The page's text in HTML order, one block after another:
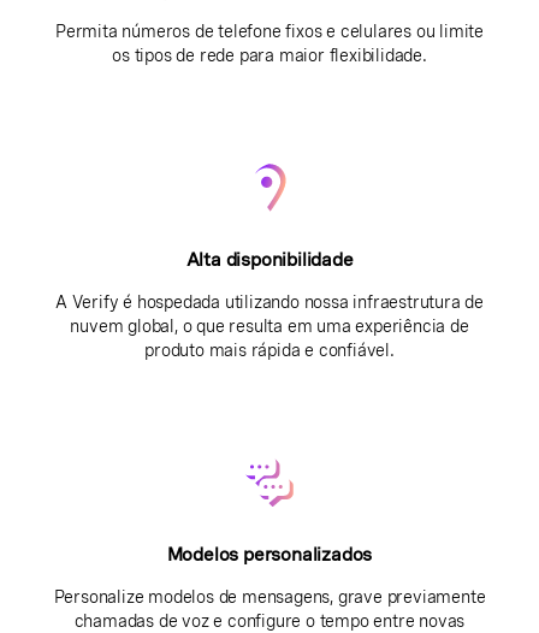
Permita números de telefone fixos e celulares ou limite
os tipos de rede para maior flexibilidade.
Alta disponibilidade
A Verify é hospedada utilizando nossa infraestrutura de
nuvem global, o que resulta em uma experiência de
produto mais rápida e confiável.
Modelos personalizados
Personalize modelos de mensagens, grave previamente
chamadas de voz e configure o tempo entre novas